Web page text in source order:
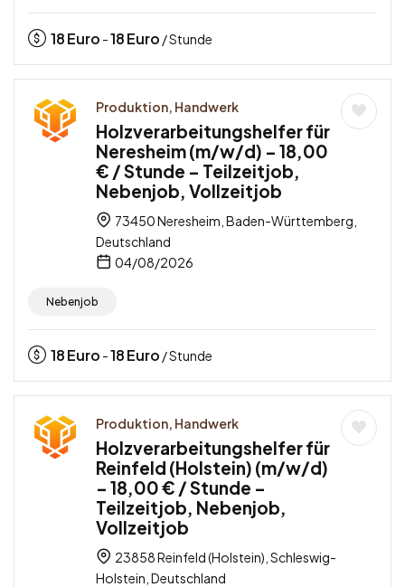
18Euro -18Euro / Stunde
Produktion, Handwerk
Holzverarbeitungshelfer für
Neresheim (m/w/d) – 18,00
€ / Stunde – Teilzeitjob,
Nebenjob, Vollzeitjob
73450 Neresheim, Baden-Württemberg,
Deutschland
04/08/2026
Nebenjob
18Euro -18Euro / Stunde
Produktion, Handwerk
Holzverarbeitungshelfer für
Reinfeld (Holstein) (m/w/d)
– 18,00 € / Stunde –
Teilzeitjob, Nebenjob,
Vollzeitjob
23858 Reinfeld (Holstein), Schleswig-
Holstein, Deutschland